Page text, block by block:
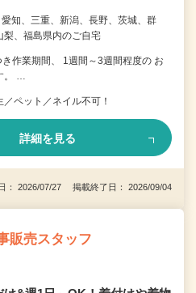
愛知、三重、新潟、長野、茨城、群
梨、福島県内のご自宅
作業期間、 1週間～3週間程度の お
。 …
ペット／ネイル不可！
詳細を見る
： 2026/07/27 掲載終了日： 2026/09/04
販売スタッフ